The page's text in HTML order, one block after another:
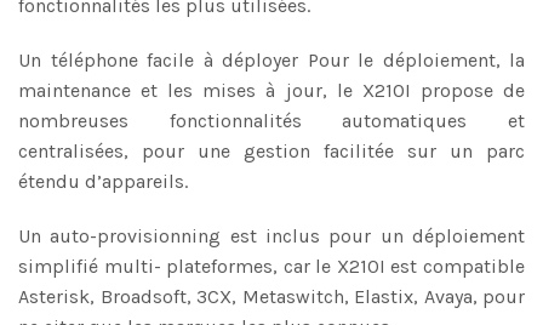
fonctionnalités les plus utilisées.
Un téléphone facile à déployer Pour le déploiement, la
maintenance et les mises à jour, le X210I propose de
nombreuses fonctionnalités automatiques et
centralisées, pour une gestion facilitée sur un parc
étendu d’appareils.
Un auto-provisionning est inclus pour un déploiement
simplifié multi- plateformes, car le X210I est compatible
Asterisk, Broadsoft, 3CX, Metaswitch, Elastix, Avaya, pour